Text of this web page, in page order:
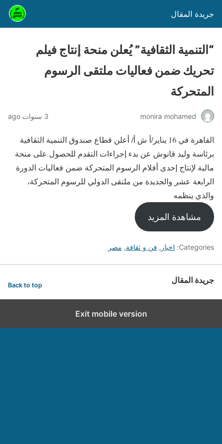
جريدة المقال
“التنمية الثقافية” يُعلن منحة إنتاج فيلم
تحريك ضمن فعاليات ملتقى الرسوم
المتحركة
monira mohamed 3 سنوات ago
القاهرة في 16 يناير/أ ش أ/ أعلن قطاع صندوق التنمية الثقافية
برئاسة وليد قانوش عن بدء إجراءات التقدم للحصول على منحة
مالية لإنتاج إحدى أفلام الرسوم المتحركة ضمن فعاليات الدورة
الرابعة عشر والجديدة من ملتقى الدولي للرسوم المتحركة،
والذي ينظمه
مشاهدة المزيد
Categories: اخبار , فن و ثقافة, مصر
جريدة المقال Back to top
Exit mobile version